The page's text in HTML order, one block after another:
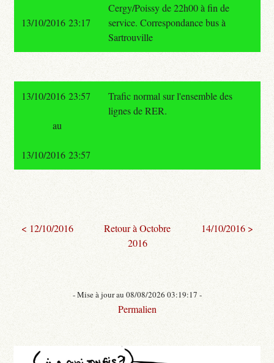
Cergy/Poissy de 22h00 à fin de
service. Correspondance bus à
Sartrouville
13/10/2016 23:17
13/10/2016 23:57
Trafic normal sur l'ensemble des
lignes de RER.
au
13/10/2016 23:57
< 12/10/2016
Retour à Octobre
2016
14/10/2016 >
- Mise à jour au 08/08/2026 03:19:17 -
Permalien